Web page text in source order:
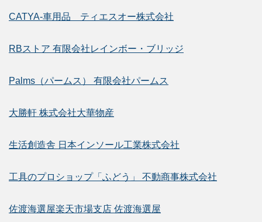
CATYA-車用品 ティエスオー株式会社
RBストア 有限会社レインボー・ブリッジ
Palms（パームス） 有限会社パームス
大勝軒 株式会社大華物産
生活創造舎 日本インソール工業株式会社
工具のプロショップ「ふどう」 不動商事株式会社
佐渡海選屋楽天市場支店 佐渡海選屋